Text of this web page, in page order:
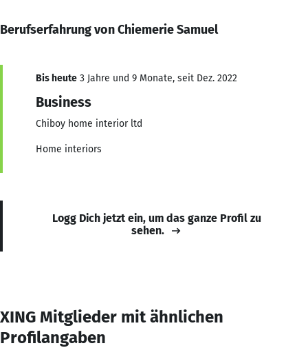
Berufserfahrung von Chiemerie Samuel
Bis heute 3 Jahre und 9 Monate, seit Dez. 2022
Business
Chiboy home interior ltd
Home interiors
Logg Dich jetzt ein, um das ganze Profil zu
sehen.
XING Mitglieder mit ähnlichen
Profilangaben